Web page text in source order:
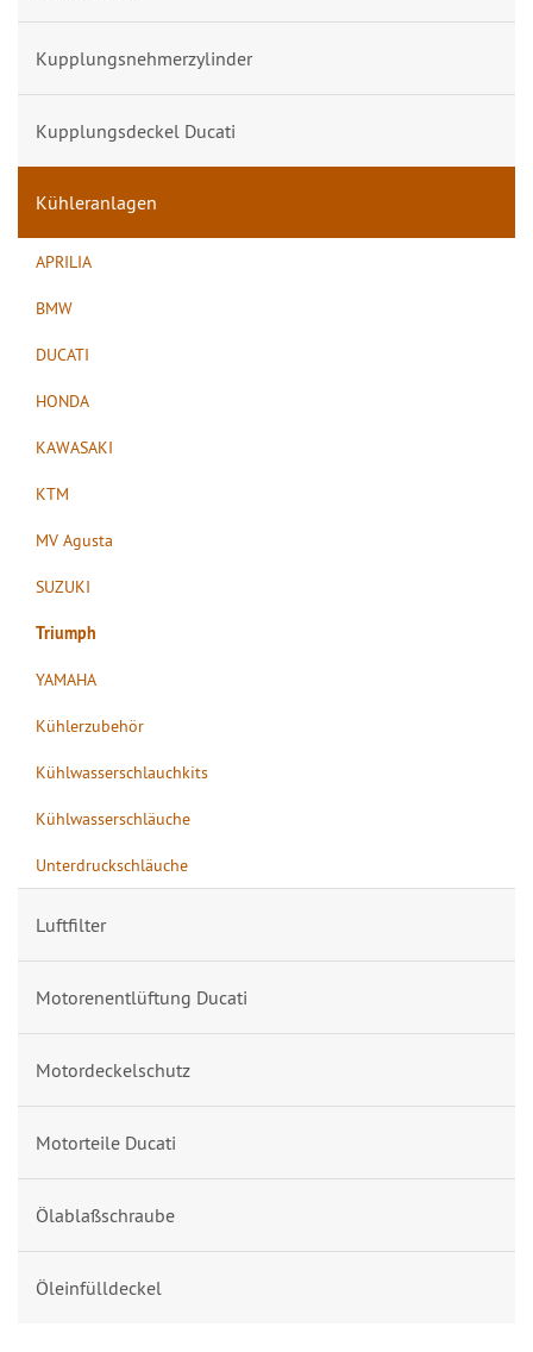
Kupplungsnehmerzylinder
Kupplungsdeckel Ducati
Kühleranlagen
APRILIA
BMW
DUCATI
HONDA
KAWASAKI
KTM
MV Agusta
SUZUKI
Triumph
YAMAHA
Kühlerzubehör
Kühlwasserschlauchkits
Kühlwasserschläuche
Unterdruckschläuche
Luftfilter
Motorenentlüftung Ducati
Motordeckelschutz
Motorteile Ducati
Ölablaßschraube
Öleinfülldeckel